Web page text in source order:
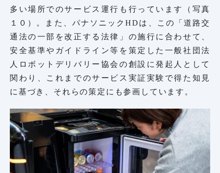
多い場所でのサービス運行も行っています（写真
１０）。また、パナソニックHDは、この「道路交
通法の一部を改正する法律」の施行に合わせて、
安全基準やガイドライン等を策定した一般社団法
人ロボットデリバリー協会の創設に発起人として
関わり、これまでのサービス実証実験で得た知見
に基づき、それらの策定にも参画しています。